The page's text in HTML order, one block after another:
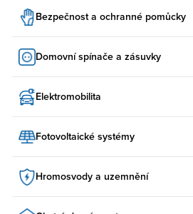
Bezpečnost a ochranné pomůcky
Domovní spínače a zásuvky
Elektromobilita
Fotovoltaické systémy
Hromosvody a uzemnění